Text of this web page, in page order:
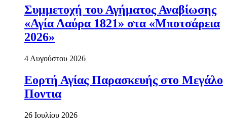
Συμμετοχή του Αγήματος Αναβίωσης
«Αγία Λαύρα 1821» στα «Μποτσάρεια
2026»
4 Αυγούστου 2026
Εορτή Αγίας Παρασκευής στο Μεγάλο
Ποντια
26 Ιουλίου 2026